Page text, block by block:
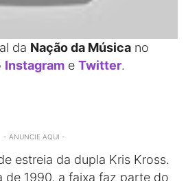
da Nação da Música no
Instagram e Twitter.
- ANUNCIE AQUI -
estreia da dupla Kris Kross.
de 1990, a faixa faz parte do